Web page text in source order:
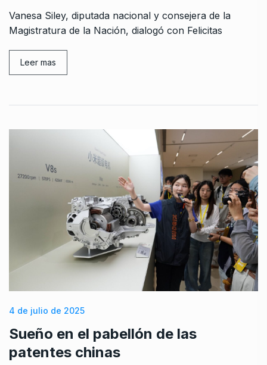
Vanesa Siley, diputada nacional y consejera de la
Magistratura de la Nación, dialogó con Felicitas
Leer mas
4 de julio de 2025
Sueño en el pabellón de las
patentes chinas